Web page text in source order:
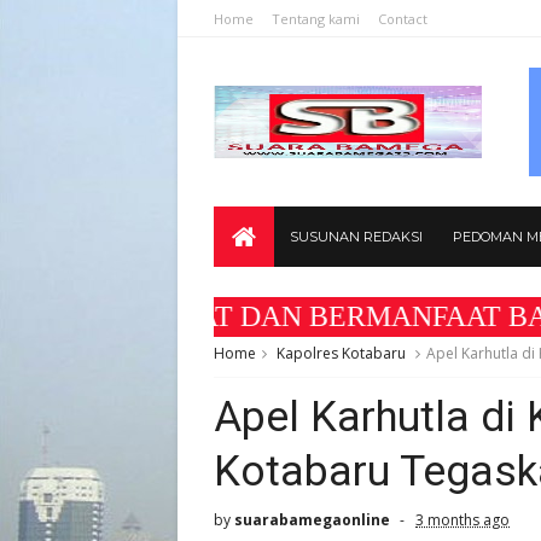
Home Tentang kami Contact
SUSUNAN REDAKSI PEDOMAN
DAN BERMANFAAT BAGI
Home Kapolres Kotabaru Apel Karhutla di
Apel Karhutla di
Kotabaru
by suarabamegaonline 3 months ago